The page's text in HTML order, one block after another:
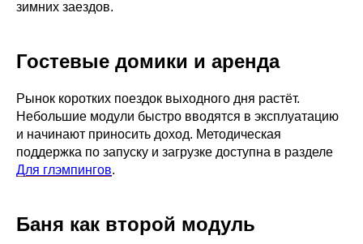
зимних заездов.
Гостевые домики и аренда
Рынок коротких поездок выходного дня растёт.
Небольшие модули быстро вводятся в эксплуатацию
и начинают приносить доход. Методическая
поддержка по запуску и загрузке доступна в разделе
Для глэмпингов.
Баня как второй модуль